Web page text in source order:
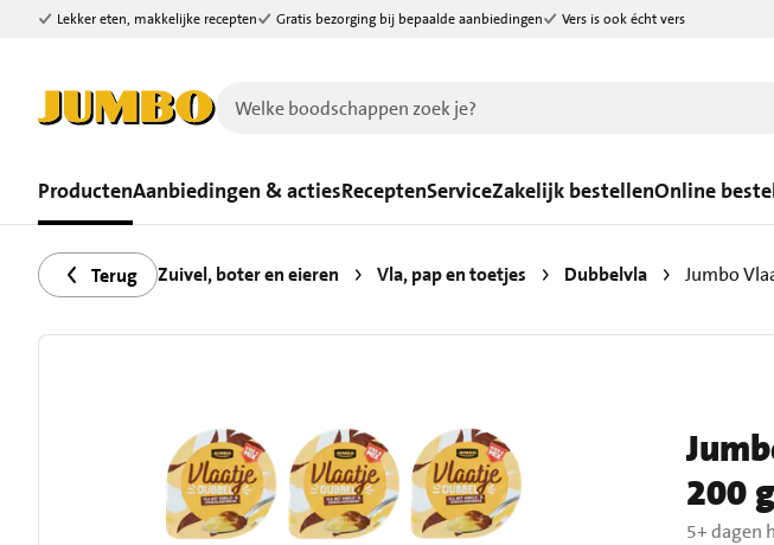
Ga naar zoeken
Ga naar hoofdinhoud
Lekker eten, makkelijke recepten Gratis bezorging bij bepaalde aanbiedingen Vers is ook écht vers
ProductenAanbiedingen & actiesReceptenServiceZakelijk bestellenOnline
Terug Zuivel, boter en eieren Vla, pap en toetjes Dubbelvla Jumbo
200 g
5+ dagen